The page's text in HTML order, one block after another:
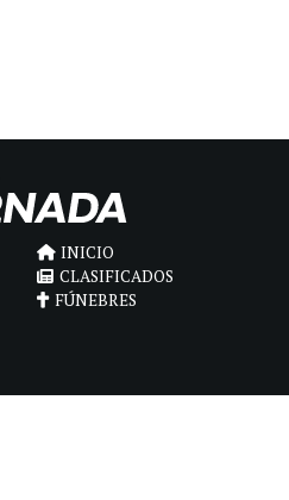
INICIO
CLASIFICADOS
FÚNEBRES